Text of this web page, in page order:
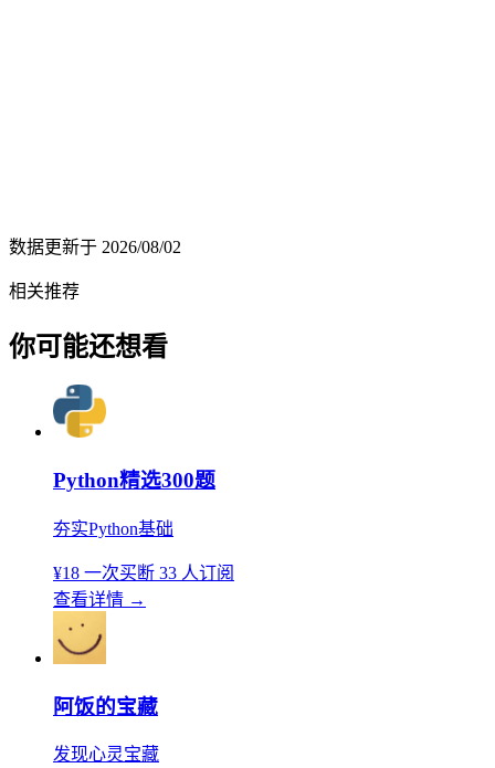
数据更新于 2026/08/02
相关推荐
你可能还想看
Python精选300题
夯实Python基础
¥18 一次买断 33 人订阅
查看详情 →
阿饭的宝藏
发现心灵宝藏